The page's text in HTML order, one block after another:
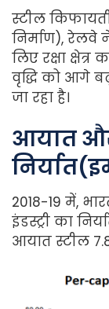
स्टील
निर्माण), रेलवे
लिए रक्षा
वृद्धि को आगे
जा रहा है।
आयात और
2018-19 में,
इंडस्ट्री का
आयात स्टील